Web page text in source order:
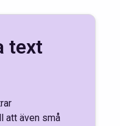
text
att även små